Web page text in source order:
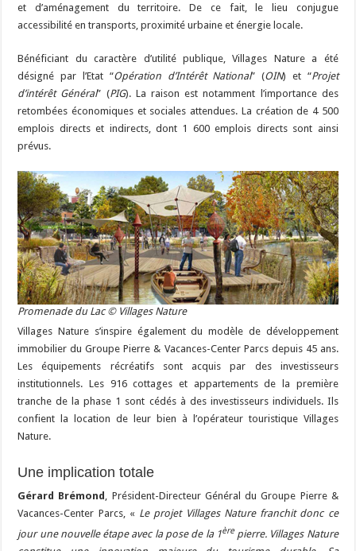
et d’aménagement du territoire. De ce fait, le lieu conjugue
accessibilité en transports, proximité urbaine et énergie locale.
Bénéficiant du caractère d’utilité publique, Villages Nature a été
désigné par l’Etat “Opération d’Intérêt National” (OIN) et “Projet
d’intérêt Général” (PIG). La raison est notamment l’importance des
retombées économiques et sociales attendues. La création de 4 500
emplois directs et indirects, dont 1 600 emplois directs sont ainsi
prévus.
Promenade du Lac © Villages Nature
Villages Nature s’inspire également du modèle de développement
immobilier du Groupe Pierre & Vacances-Center Parcs depuis 45 ans.
Les équipements récréatifs sont acquis par des investisseurs
institutionnels. Les 916 cottages et appartements de la première
tranche de la phase 1 sont cédés à des investisseurs individuels. Ils
confient la location de leur bien à l’opérateur touristique Villages
Nature.
Une implication totale
Gérard Brémond
, Président-Directeur Général du Groupe Pierre &
Vacances-Center Parcs, « Le projet Villages Nature franchit donc ce
jour une nouvelle étape avec la pose de la 1èrepierre. Villages Nature